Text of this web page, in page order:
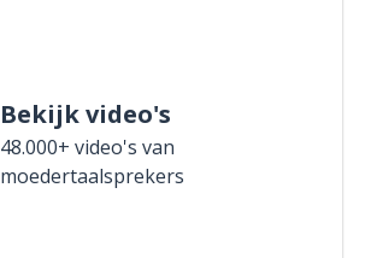
Bekijk video's
48.000+ video's van
moedertaalsprekers